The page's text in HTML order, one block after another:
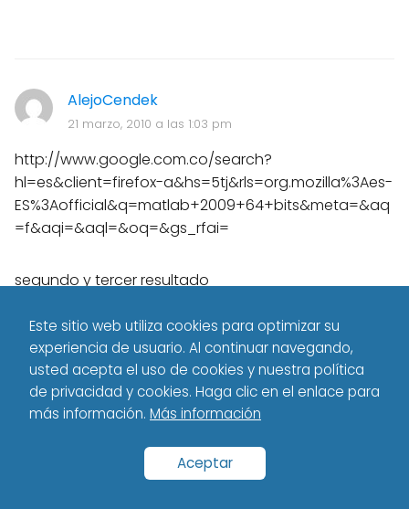
AlejoCendek
21 marzo, 2010 a las 1:03 pm
http://www.google.com.co/search?
hl=es&client=firefox-a&hs=5tj&rls=org.mozilla%3Aes-
ES%3Aofficial&q=matlab+2009+64+bits&meta=&aq
=f&aqi=&aql=&oq=&gs_rfai=
segundo y tercer resultado
AlejoCendek
21 marzo, 2010 a las 1:05 pm
abre cualquier ventana del explorer, mi pc o algo por
el estilo. y en el lugar donde escribes la ruta escribe
Este sitio web utiliza cookies para optimizar su
experiencia de usuario. Al continuar navegando,
usted acepta el uso de cookies y nuestra política
de privacidad y cookies. Haga clic en el enlace para
más información. Más información
Aceptar